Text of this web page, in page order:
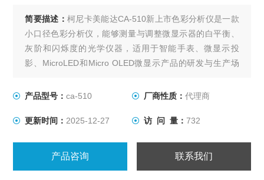
简要描述：柯尼卡美能达CA-510新上市色彩分析仪是一款
小口径色彩分析仪，能够测量与调整微显示器的白平衡、
灰阶和闪烁度的光学仪器，适用于智能手表、微显示投
影、MicroLED和Micro OLED微显示产品的研发与生产场
产品型号：ca-510 厂商性质： 代理商
更新时间： 2025-12-27 访 问 量： 732
产品咨询 联系我们